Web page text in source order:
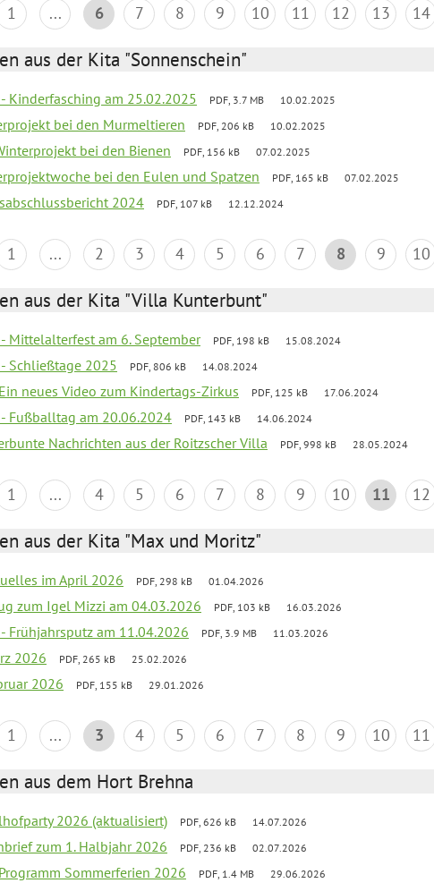
1 ... 6 7 8 9 10 11 12 13 14
aus der Kita "Sonnenschein"
Kinderfasching am 25.02.2025 PDF, 3.7 MB 10.02.2025
bei den Murmeltieren PDF, 206 kB 10.02.2025
bei den Bienen PDF, 156 kB 07.02.2025
bei den Eulen und Spatzen PDF, 165 kB 07.02.2025
2024 PDF, 107 kB 12.12.2024
1 ... 2 3 4 5 6 7 8 9 10
aus der Kita "Villa Kunterbunt"
Mittelalterfest am 6. September PDF, 198 kB 15.08.2024
Schließtage 2025 PDF, 806 kB 14.08.2024
neues Video zum Kindertags-Zirkus PDF, 125 kB 17.06.2024
Fußballtag am 20.06.2024 PDF, 143 kB 14.06.2024
Nachrichten aus der Roitzscher Villa PDF, 998 kB 28.05.2024
1 ... 4 5 6 7 8 9 10 11 12
aus der Kita "Max und Moritz"
im April 2026 PDF, 298 kB 01.04.2026
zum Igel Mizzi am 04.03.2026 PDF, 103 kB 16.03.2026
Frühjahrsputz am 11.04.2026 PDF, 3.9 MB 11.03.2026
2026 PDF, 265 kB 25.02.2026
2026 PDF, 155 kB 29.01.2026
1 ... 3 4 5 6 7 8 9 10 11
aus dem Hort Brehna
2026 (aktualisiert) PDF, 626 kB 14.07.2026
zum 1. Halbjahr 2026 PDF, 236 kB 02.07.2026
Sommerferien 2026 PDF, 1.4 MB 29.06.2026